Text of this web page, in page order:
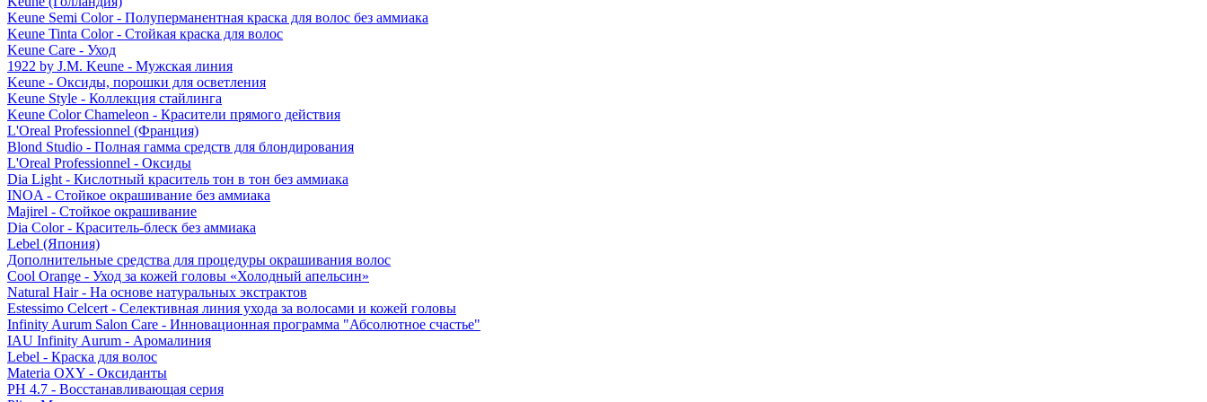
Keune Semi Color - Полуперманентная краска для волос без аммиака
Keune Tinta Color - Стойкая краска для волос
Keune Care - Уход
1922 by J.M. Keune - Мужская линия
Keune - Оксиды, порошки для осветления
Keune Style - Коллекция стайлинга
Keune Color Chameleon - Красители прямого действия
L'Oreal Professionnel (Франция)
Blond Studio - Полная гамма средств для блондирования
L'Oreal Professionnel - Оксиды
Dia Light - Кислотный краситель тон в тон без аммиака
INOA - Стойкое окрашивание без аммиака
Majirel - Стойкое окрашивание
Dia Color - Краситель-блеск без аммиака
Lebel (Япония)
Дополнительные средства для процедуры окрашивания волос
Cool Orange - Уход за кожей головы «Холодный апельсин»
Natural Hair - На основе натуральных экстрактов
Estessimo Celcert - Селективная линия ухода за волосами и кожей головы
Infinity Aurum Salon Care - Инновационная программа "Абсолютное счастье"
IAU Infinity Aurum - Аромалиния
Lebel - Краска для волос
Materia OXY - Оксиданты
PH 4.7 - Восстанавливающая серия